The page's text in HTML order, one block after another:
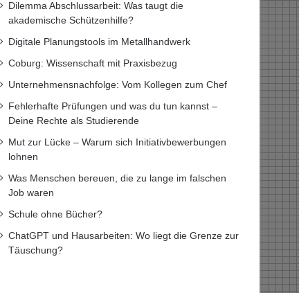
Dilemma Abschlussarbeit: Was taugt die
akademische Schützenhilfe?
Digitale Planungstools im Metallhandwerk
Coburg: Wissenschaft mit Praxisbezug
Unternehmensnachfolge: Vom Kollegen zum Chef
Fehlerhafte Prüfungen und was du tun kannst –
Deine Rechte als Studierende
Mut zur Lücke – Warum sich Initiativbewerbungen
lohnen
Was Menschen bereuen, die zu lange im falschen
Job waren
Schule ohne Bücher?
ChatGPT und Hausarbeiten: Wo liegt die Grenze zur
Täuschung?